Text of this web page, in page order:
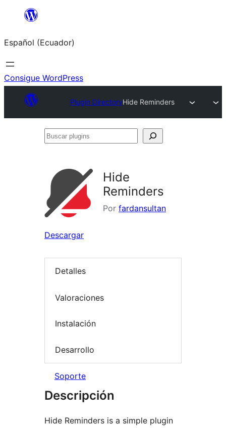
Saltar
contenido
Español (Ecuador)
Consigue WordPress
Plugin DirectoryHide Reminders
Buscar
Hide
Reminders
Por fardansultan
Descargar
Detalles
Valoraciones
Instalación
Desarrollo
Soporte
Descripción
Hide Reminders is a simple plugin